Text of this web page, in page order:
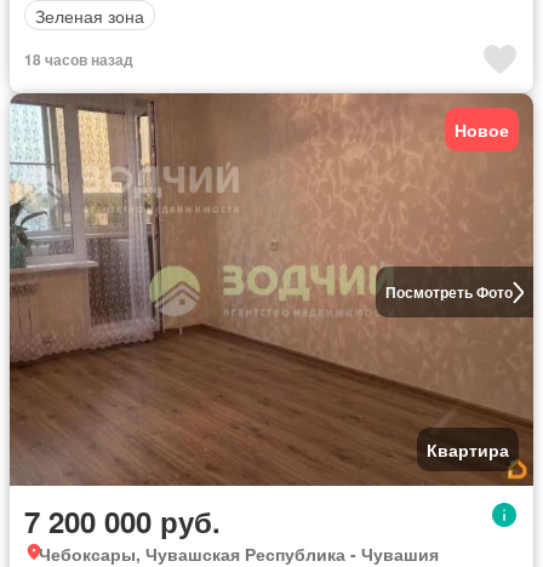
Зеленая зона
18 часов назад
Посмотреть Фото
Новое
Квартира
7 200 000 руб.
Чебоксары, Чувашская Республика - Чувашия